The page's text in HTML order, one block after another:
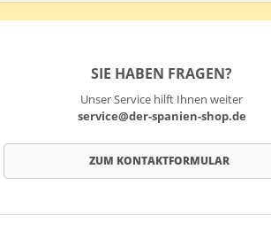
SIE HABEN FRAGEN?
Unser Service hilft Ihnen weiter
service@der-spanien-shop.de
ZUM KONTAKTFORMULAR